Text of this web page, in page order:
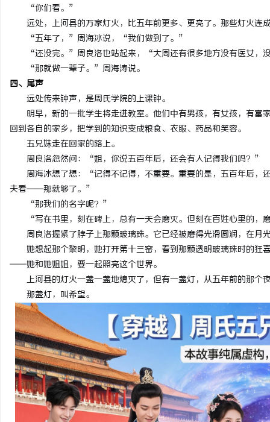
“你们看。”
远处，上河县的万家灯火，比五年前更多、更亮了。那些灯火连
“五年了，”周海冰说，“我们做到了。”
“还没完。”周良洛也站起来，“大周还有很多地方没有医女，
“那就做一辈子。”周海涛说。
四、尾声
远处传来钟声，是周氏学院的上课钟。
明早，新的一批学生将走进教室。他们中有男孩，有女孩，有富
回到各自的家乡，把学到的知识变成粮食、衣服、药品和笑容。
五兄妹走在回家的路上。
周良洛忽然问：“姐，你说五百年后，还会有人记得我们吗？”
周海冰想了想：“记得不记得，不重要。重要的是，五百年后，
夫看——那就够了。”
“那我们的名字呢？”
“写在书里，刻在碑上，总有一天会磨灭。但刻在百姓心里的，
周良洛握紧了脖子上那颗玻璃珠。它已经被磨得光滑圆润，在月
她想起那个黎明，她打开第十三窑，看到那颗透明玻璃珠时的
——她和她姐姐，要一起照亮这个世界。
上河县的灯火一盏一盏地熄灭了，但有一盏灯，从五年前的那个
那盏灯，叫希望。